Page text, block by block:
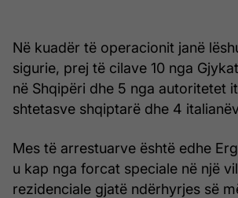
Në kuadër të operacionit janë
sigurie, prej të cilave 10 nga
në Shqipëri dhe 5 nga autoritetet
shtetasve shqiptarë dhe 4
Mes të arrestuarve është edhe
u kap nga forcat speciale në një
rezidenciale gjatë ndërhyrjes së